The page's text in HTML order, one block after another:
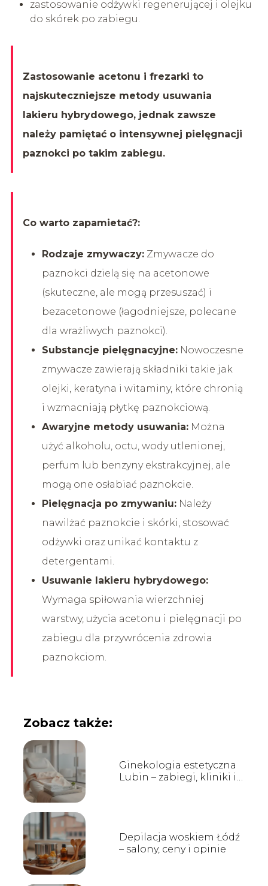
zastosowanie odżywki regenerującej i olejku
do skórek po zabiegu.
Zastosowanie acetonu i frezarki to
najskuteczniejsze metody usuwania
lakieru hybrydowego, jednak zawsze
należy pamiętać o intensywnej pielęgnacji
paznokci po takim zabiegu.
Co warto zapamietać?:
Rodzaje zmywaczy:Zmywacze do
paznokci dzielą się na acetonowe
(skuteczne, ale mogą przesuszać) i
bezacetonowe (łagodniejsze, polecane
dla wrażliwych paznokci).
Substancje pielęgnacyjne:Nowoczesne
zmywacze zawierają składniki takie jak
olejki, keratyna i witaminy, które chronią
i wzmacniają płytkę paznokciową.
Awaryjne metody usuwania:Można
użyć alkoholu, octu, wody utlenionej,
perfum lub benzyny ekstrakcyjnej, ale
mogą one osłabiać paznokcie.
Pielęgnacja po zmywaniu:Należy
nawilżać paznokcie i skórki, stosować
odżywki oraz unikać kontaktu z
detergentami.
Usuwanie lakieru hybrydowego:
Wymaga spiłowania wierzchniej
warstwy, użycia acetonu i pielęgnacji po
zabiegu dla przywrócenia zdrowia
paznokciom.
Zobacz także:
Ginekologia estetyczna
Lubin – zabiegi, kliniki i
Depilacja woskiem Łódź
– salony, ceny i opinie